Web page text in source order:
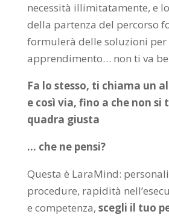
necessità illimitatamente, e
della partenza del percorso
formulerà delle soluzioni
apprendimento… non ti va
Fa lo stesso, ti chiama un
e così via, fino a che non si
quadra giusta
… che ne pensi?
Questa è LaraMind:
procedure, rapidità
e competenza, scegli il tuo